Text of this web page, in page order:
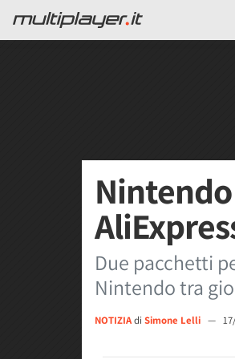
Due pacchetti
Nintendo tra
NOTIZIAdi Simone Lelli —